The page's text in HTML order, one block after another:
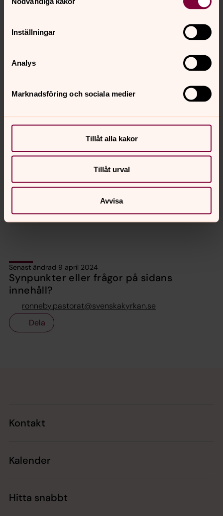
Inställningar
Analys
Marknadsföring och sociala medier
Tillåt alla kakor
Tillåt urval
Avvisa
Panorama över Möljeryds kyrkas
interiör
För att se innehållet behöver du acceptera
kakor för marknadsföring.
Ändra dina marknadsföring för kakor
Senast ändrad 9 april 2024
Synpunkter eller frågor på sidans
innehåll?
ronneby.pastorat@svenskakyrkan.se
Dela
Kontakt
Kalender
Hitta snabbt